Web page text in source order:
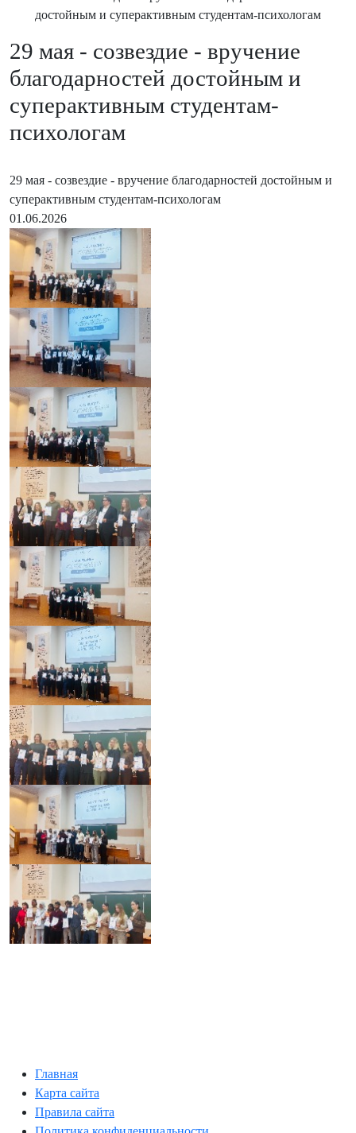
достойным и суперактивным студентам-психологам
29 мая - созвездие - вручение
благодарностей достойным и
суперактивным студентам-
психологам
29 мая - созвездие - вручение благодарностей достойным и
суперактивным студентам-психологам
01.06.2026
Главная
Карта сайта
Правила сайта